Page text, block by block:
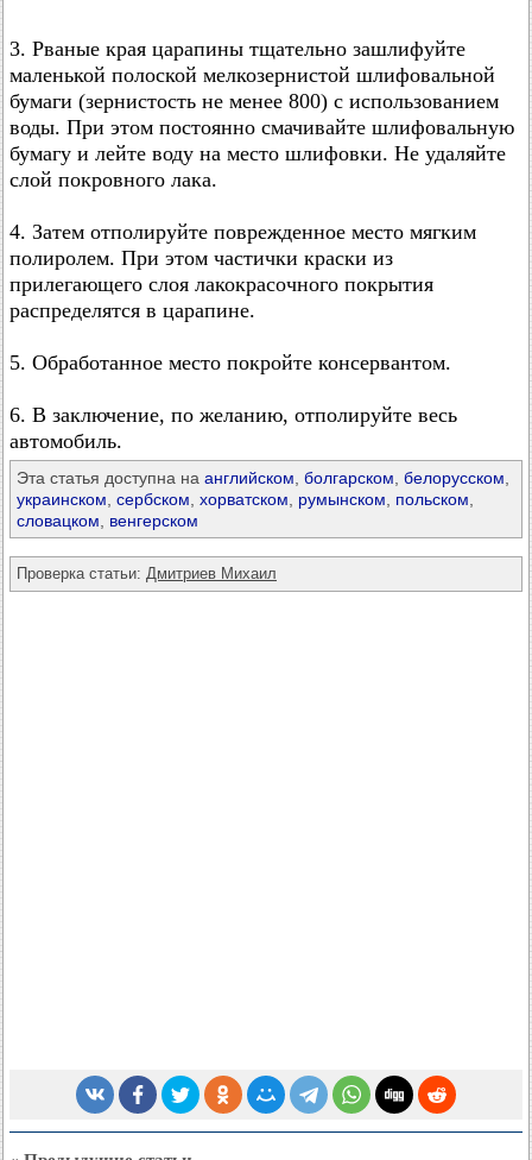
3. Рваные края царапины тщательно зашлифуйте
маленькой полоской мелкозернистой шлифовальной
бумаги (зернистость не менее 800) с использованием
воды. При этом постоянно смачивайте шлифовальную
бумагу и лейте воду на место шлифовки. Не удаляйте
слой покровного лака.
4. Затем отполируйте поврежденное место мягким
полиролем. При этом частички краски из
прилегающего слоя лакокрасочного покрытия
распределятся в царапине.
5. Обработанное место покройте консервантом.
6. В заключение, по желанию, отполируйте весь
автомобиль.
Эта статья доступна на английском болгарском белорусском
украинском сербском хорватском румынском польском
словацком
венгерском
Проверка статьи: Дмитриев Михаил